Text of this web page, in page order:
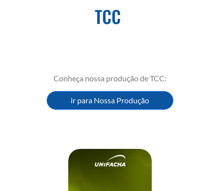
TCC
Conheça nossa produção de TCC:
ir para Nossa Produção